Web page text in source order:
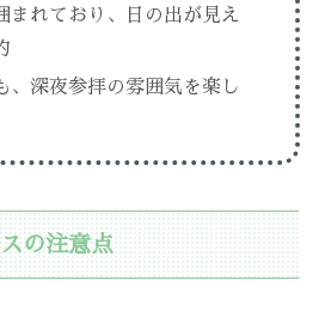
まれており、日の出が見え
、深夜参拝の雰囲気を楽し
の注意点